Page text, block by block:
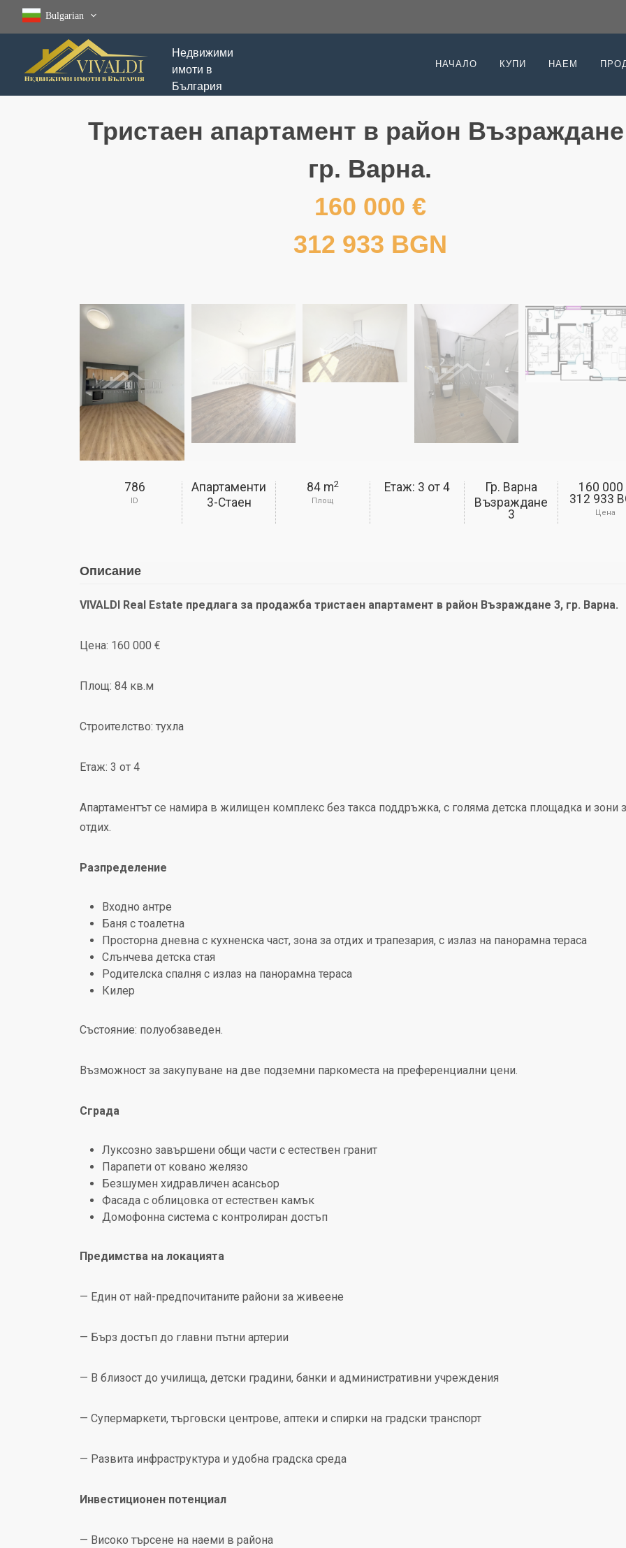
Bulgarian
Недвижими
имоти в
България
НАЧАЛО КУПИ НАЕМ
Тристаен апартамент в район
гр. Варна.
160 000 €
312 933 BGN
786
ID
Апартаменти
3-Стаен
84 m2
Площ
Етаж: 3 от4
Гр. Варна
Възраждане
3
160 000
312 933
Цена
Описание
VIVALDI Real Estate предлага за продажба тристаен апартамент в район Възраждане 3, гр. Варна.
Цена: 160 000 €
Площ: 84 кв.м
Строителство: тухла
Етаж: 3 от 4
Апартаментът се намира в жилищен комплекс без такса поддръжка, с голяма детска площадка и зони
отдих.
Разпределение
Входно антре
Баня с тоалетна
Просторна дневна с кухненска част, зона за отдих и трапезария, с излаз на панорамна тераса
Слънчева детска стая
Родителска спалня с излаз на панорамна тераса
Килер
Състояние: полуобзаведен.
Възможност за закупуване на две подземни паркоместа на преференциални цени.
Сграда
Луксозно завършени общи части с естествен гранит
Парапети от ковано желязо
Безшумен хидравличен асансьор
Фасада с облицовка от естествен камък
Домофонна система с контролиран достъп
Предимства на локацията
— Един от най-предпочитаните райони за живеене
— Бърз достъп до главни пътни артерии
— В близост до училища, детски градини, банки и административни учреждения
— Супермаркети, търговски центрове, аптеки и спирки на градски транспорт
— Развита инфраструктура и удобна градска среда
Инвестиционен потенциал
— Високо търсене на наеми в района